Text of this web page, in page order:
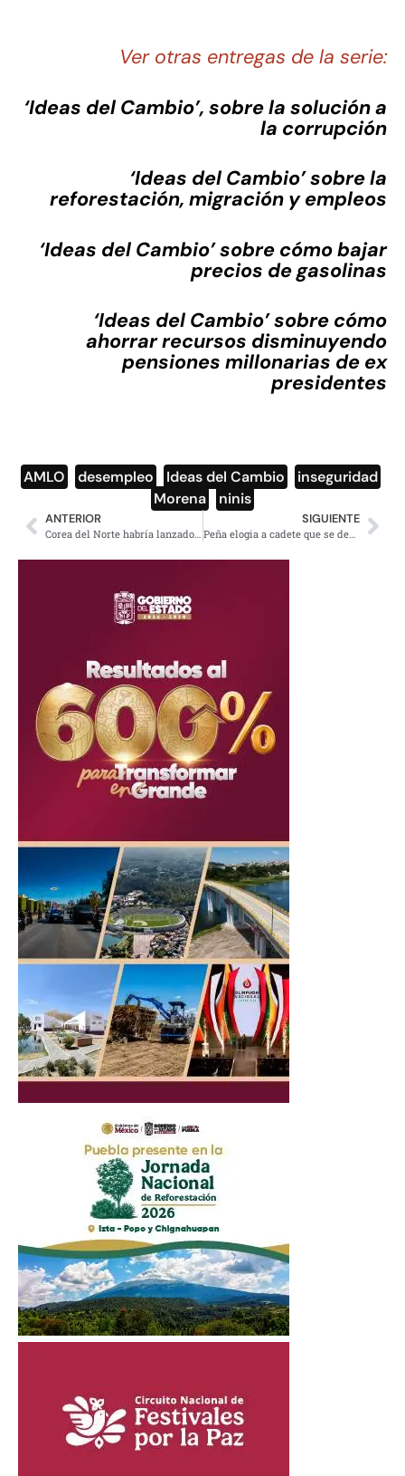
Ver otras entregas de la serie:
‘Ideas del Cambio’, sobre la solución a
la corrupción
‘Ideas del Cambio’ sobre la
reforestación, migración y empleos
‘Ideas del Cambio’ sobre cómo bajar
precios de gasolinas
‘Ideas del Cambio’ sobre cómo
ahorrar recursos disminuyendo
pensiones millonarias de ex
presidentes
AMLO desempleo Ideas del Cambio inseguridad
Morena
ninis
ANTERIOR
Corea del Norte habría lanzado misil en dirección al mar de Japón
SIGUIENTE
Peña elogia a cadete que se desmayó por ‘no meter las manos’